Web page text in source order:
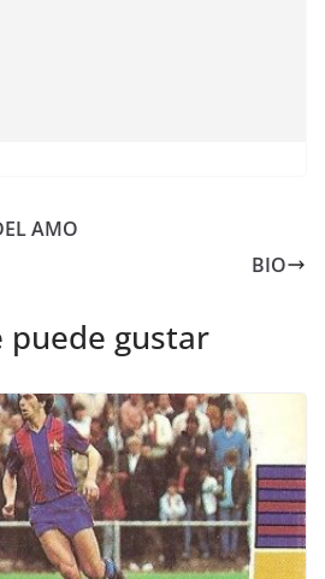
AMO
BIO
puede gustar